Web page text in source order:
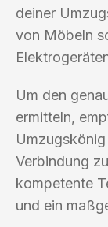
deiner
von Möbeln
Um den
ermitteln,
Verbindung
kompetente
und ein